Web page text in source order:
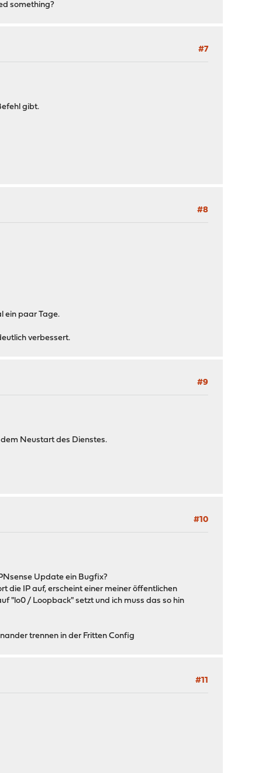
something?
#7
gibt.
#8
ein paar Tage.
verbessert.
#9
dem Neustart des Dienstes.
#10
Update ein Bugfix?
die IP auf, erscheint einer meiner öffentlichen
"lo0 / Loopback" setzt und ich muss das so hin
trennen in der Fritten Config
#11